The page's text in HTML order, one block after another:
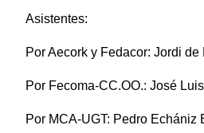
Asistentes:
Por Aecork y Fedacor: Jordi de
Por Fecoma-CC.OO.: José
Por MCA-UGT: Pedro Echániz